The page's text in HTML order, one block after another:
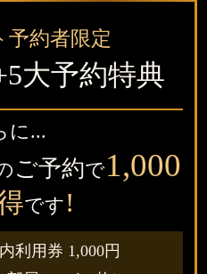
予約者限定
大予約特典
に...
ご予約で1,000
です !
利用券 1,000円